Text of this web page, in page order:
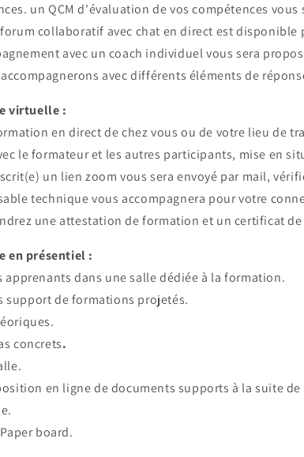
un QCM d'évaluation de vos compétences
collaboratif avec chat en direct est
avec un coach individuel vous sera
avec différents éléments de
virtuelle :
en direct de chez vous ou de votre lieu de
le formateur et les autres participants, mise en
un lien zoom vous sera envoyé par mail,
technique vous accompagnera pour votre
une attestation de formation et un certificat
en présentiel :
apprenants dans une salle dédiée à la formation.
support de formations projetés.
concrets.
en ligne de documents supports à la suite
board.